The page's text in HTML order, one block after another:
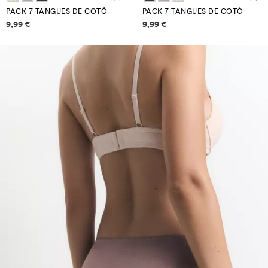
PACK 7 TANGUES DE COTÓ
Informació de preus
9,99 €
PACK 7 TANGUES DE COTÓ
Informació de preus
9,99 €